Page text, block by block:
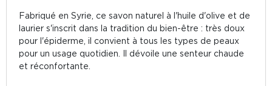
Fabriqué en Syrie, ce savon naturel à l'huile d'olive et de
laurier s'inscrit dans la tradition du bien-être : très doux
pour l'épiderme, il convient à tous les types de peaux
pour un usage quotidien. Il dévoile une senteur chaude
et réconfortante.